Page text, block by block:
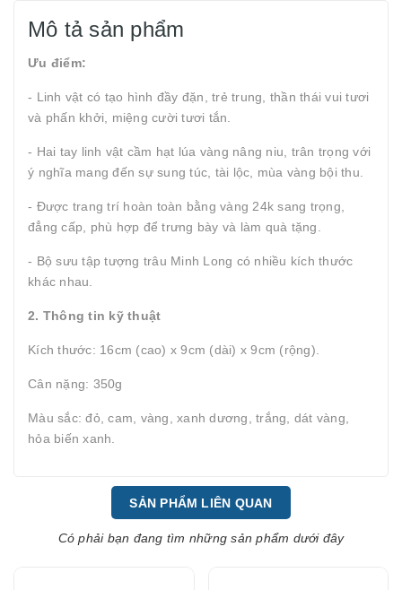
Mô tả sản phẩm
Ưu điểm:
- Linh vật có tạo hình đầy đặn, trẻ trung, thần thái vui tươi
và phấn khởi, miệng cười tươi tắn.
- Hai tay linh vật cầm hạt lúa vàng nâng niu, trân trọng với
ý nghĩa mang đến sự sung túc, tài lộc, mùa vàng bội thu.
- Được trang trí hoàn toàn bằng vàng 24k sang trọng,
đẳng cấp, phù hợp để trưng bày và làm quà tặng.
- Bộ sưu tập tượng trâu Minh Long có nhiều kích thước
khác nhau.
2. Thông tin kỹ thuật
Kích thước: 16cm (cao) x 9cm (dài) x 9cm (rộng).
Cân nặng: 350g
Màu sắc: đỏ, cam, vàng, xanh dương, trắng, dát vàng,
hỏa biến xanh.
SẢN PHẨM LIÊN QUAN
Có phải bạn đang tìm những sản phẩm dưới đây